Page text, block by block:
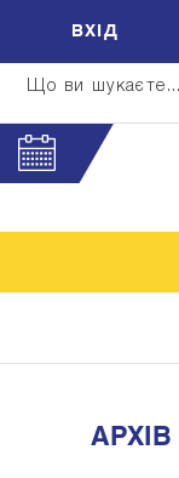
Що ви шукаєте...
ВXIД